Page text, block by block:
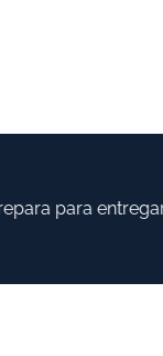
para entregar